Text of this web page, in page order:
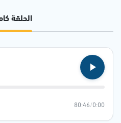
الحلقة
0:00
/
80:46